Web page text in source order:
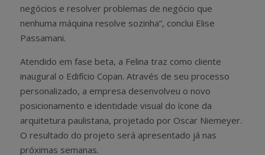
negócios e resolver problemas de negócio que
nenhuma máquina resolve sozinha”, conclui Elise
Passamani.
Atendido em fase beta, a Felina traz como cliente
inaugural o Edifício Copan. Através de seu processo
personalizado, a empresa desenvolveu o novo
posicionamento e identidade visual do ícone da
arquitetura paulistana, projetado por Oscar Niemeyer.
O resultado do projeto será apresentado já nas
próximas semanas.